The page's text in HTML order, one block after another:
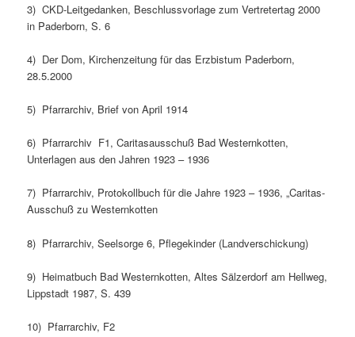
3) CKD-Leitgedanken, Beschlussvorlage zum Vertretertag 2000
in Paderborn, S. 6
4) Der Dom, Kirchenzeitung für das Erzbistum Paderborn,
28.5.2000
5) Pfarrarchiv, Brief von April 1914
6) Pfarrarchiv F1, Caritasausschuß Bad Westernkotten,
Unterlagen aus den Jahren 1923 – 1936
7) Pfarrarchiv, Protokollbuch für die Jahre 1923 – 1936, „Caritas-
Ausschuß zu Westernkotten
8) Pfarrarchiv, Seelsorge 6, Pflegekinder (Landverschickung)
9) Heimatbuch Bad Westernkotten, Altes Sälzerdorf am Hellweg,
Lippstadt 1987, S. 439
10) Pfarrarchiv, F2